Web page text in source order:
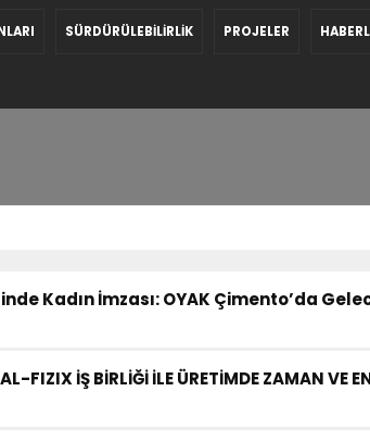
SÜRDÜRÜLEBİLİRLİK PROJELER
Kadın İmzası: OYAK Çimento’da
FIZIX İŞ BİRLİĞİ İLE ÜRETİMDE ZAMAN VE